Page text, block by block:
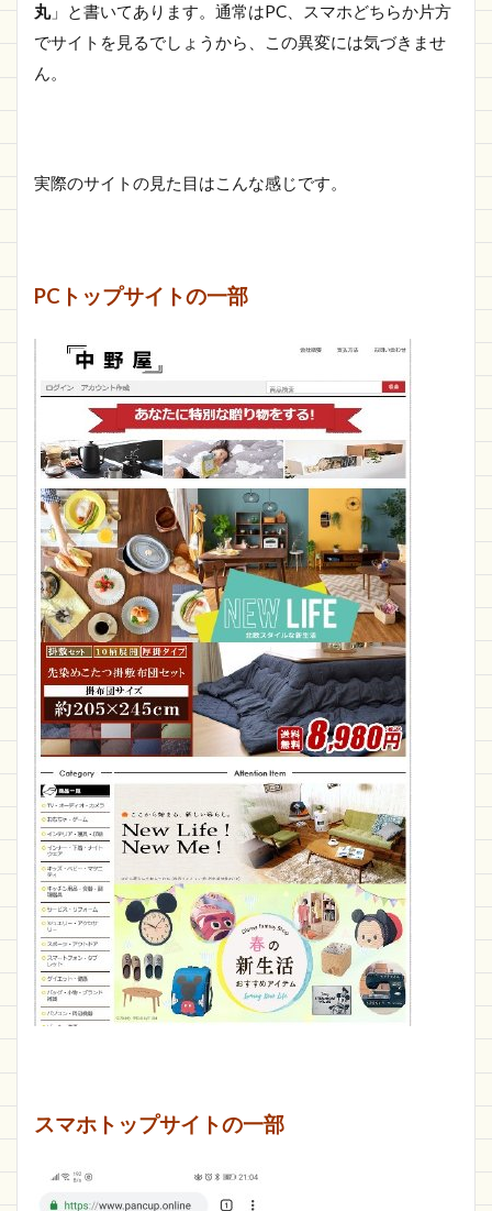
丸」と書いてあります。通常はPC、スマホどちらか片方
でサイトを見るでしょうから、この異変には気づきませ
ん。
実際のサイトの見た目はこんな感じです。
PCトップサイトの一部
スマホトップサイトの一部